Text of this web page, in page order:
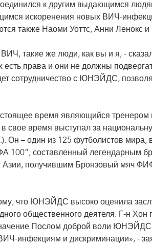
к другим выдающимся
искоренения новых ВИЧ-
также Наоми Уоттс, Анни Ленокс
такие же люди, как вы и я, -
есть права и они не должны
сотрудничество с ЮНЭЙДС,
время являющийся
свое время выступал за
Он – один из 125 футболистов
100”, составленный легендарным
Азии, получившим Бронзовый мяч
что ЮНЭЙДС высоко оценила
общественного деятеля. Г-н
Послом доброй воли ЮНЭЙДС
инфекциям и дискриминации», -